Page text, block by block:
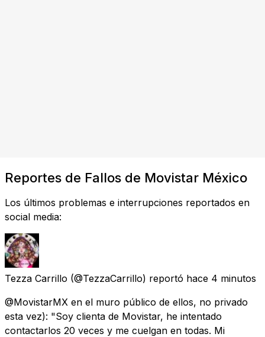
Reportes de Fallos de Movistar México
Los últimos problemas e interrupciones reportados en
social media:
Tezza Carrillo (@TezzaCarrillo) reportó hace 4 minutos
@MovistarMX en el muro público de ellos, no privado
esta vez): "Soy clienta de Movistar, he intentado
contactarlos 20 veces y me cuelgan en todas. Mi